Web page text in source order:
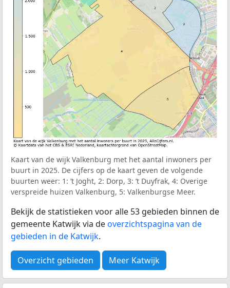
Kaart van de wijk Valkenburg met het aantal inwoners per
buurt in 2025. De cijfers op de kaart geven de volgende
buurten weer: 1: ’t Joght, 2: Dorp, 3: ’t Duyfrak, 4: Overige
verspreide huizen Valkenburg, 5: Valkenburgse Meer.
Bekijk de statistieken voor alle 53 gebieden binnen de
gemeente Katwijk via deoverzichtspagina van de
gebieden in de Katwijk.
Overzicht gebieden Meer Katwijk